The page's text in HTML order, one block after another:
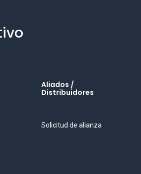
Aliados /
Distribuidores
Solicitud de alianza